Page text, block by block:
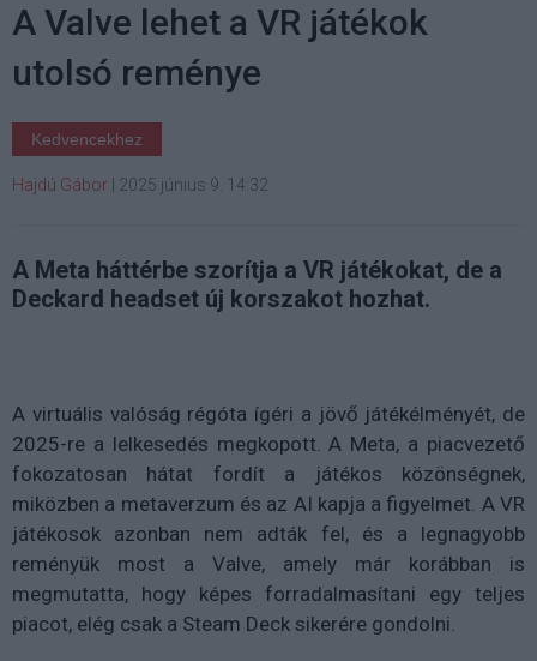
A Valve lehet a VR játékok
utolsó reménye
Kedvencekhez
Hajdú Gábor 2025 június 9. 14:32
A Meta háttérbe szorítja a VR játékokat, de a
Deckard headset új korszakot hozhat.
A virtuális valóság régóta ígéri a jövő játékélményét, de
2025-re a lelkesedés megkopott. A Meta, a piacvezető
fokozatosan hátat fordít a játékos közönségnek,
miközben a metaverzum és az AI kapja a figyelmet. A VR
játékosok azonban nem adták fel, és a legnagyobb
reményük most a Valve, amely már korábban is
megmutatta, hogy képes forradalmasítani egy teljes
piacot, elég csak a Steam Deck sikerére gondolni.